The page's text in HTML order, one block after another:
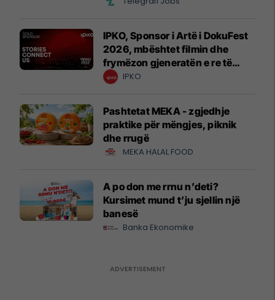
IPKO, Sponsor i Artë i DokuFest
2026, mbështet filmin dhe
frymëzon gjeneratën e re të
krijuesve
IPKO
Pashtetat MEKA - zgjedhje
praktike për mëngjes, piknik
dhe rrugë
MEKA HALAL FOOD
A po don me rrnu n’deti?
Kursimet mund t’ju sjellin një
banesë
Banka Ekonomike